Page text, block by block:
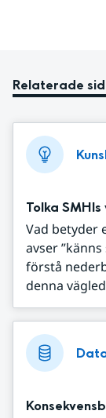
Relaterade
Tolka
Vad betyder
avser
förstå
denna